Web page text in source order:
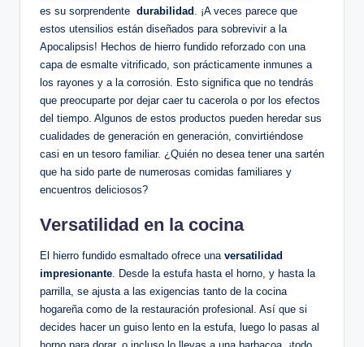
es⁤ su sorprendente ⁣ durabilidad . ¡A ​veces ⁢parece que
estos utensilios están diseñados ⁣para sobrevivir ⁤a la⁢
Apocalipsis! Hechos ‌de hierro fundido reforzado con ⁢una
capa de esmalte vitrificado,⁣ son prácticamente inmunes a
los rayones ‍y a la corrosión. Esto significa que no ⁤tendrás
que preocuparte por dejar caer tu cacerola o por ​los efectos
del tiempo. Algunos de ⁢estos productos pueden heredar sus
cualidades de generación en generación, convirtiéndose
casi en ​un ⁣tesoro familiar. ¿Quién no desea tener una sartén
que ha sido parte de numerosas comidas familiares y
‌encuentros deliciosos?
Versatilidad en la cocina
El hierro fundido esmaltado ofrece una versatilidad
impresionante . Desde la estufa hasta⁣ el ‍horno, y hasta la
parrilla, ​se ajusta a las exigencias tanto de la cocina
‍hogareña como de la restauración‌ profesional. Así que si
decides ‌hacer un guiso​ lento en la ‌estufa, luego lo pasas ⁢al